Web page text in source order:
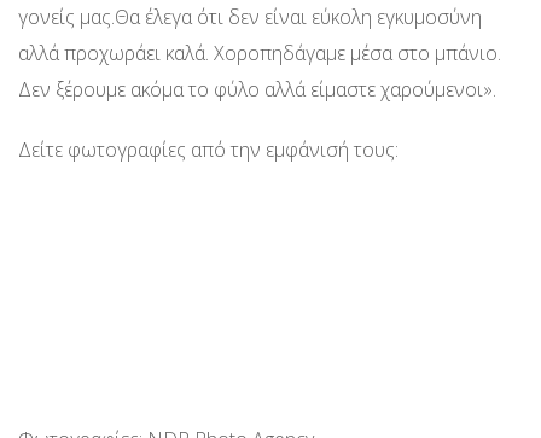
γονείς μας.Θα έλεγα ότι δεν είναι εύκολη εγκυμοσύνη
αλλά προχωράει καλά. Χοροπηδάγαμε μέσα στο μπάνιο.
Δεν ξέρουμε ακόμα το φύλο αλλά είμαστε χαρούμενοι».
Δείτε φωτογραφίες από την εμφάνισή τους: